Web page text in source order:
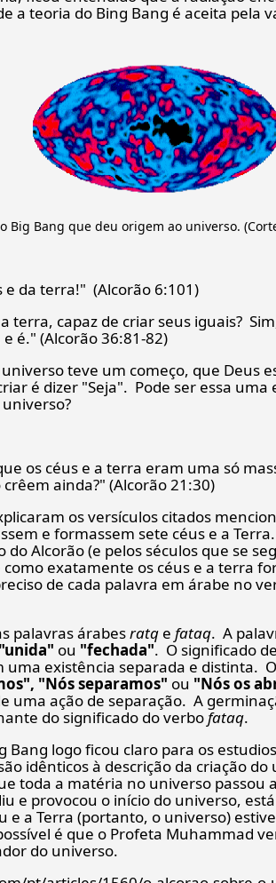
a teoria do Bing Bang é aceita pela
Big Bang que deu origem ao universo.
e da terra!" (Alcorão 6:101)
terra, capaz de criar seus iguais?
é." (Alcorão 36:81-82)
teve um começo, que Deus
é dizer "Seja". Pode ser essa
os céus e a terra eram uma só
ainda?" (Alcorão 21:30)
os versículos citados
e formassem sete céus e a
do Alcorão (e pelos séculos que se
exatamente os céus e a terra
de cada palavra em árabe no
palavras árabesratq e fataq. A
ou "fechada". O significado
existência separada e distinta.
"Nós separamos" ou "Nós os
uma ação de separação. A
do significado do verbofataq.
Bang logo ficou claro para os
idênticos à descrição da criação
toda a matéria no universo passou
e provocou o início do universo,
e a Terra (portanto, o universo)
é que o Profeta Muhammad
do universo.